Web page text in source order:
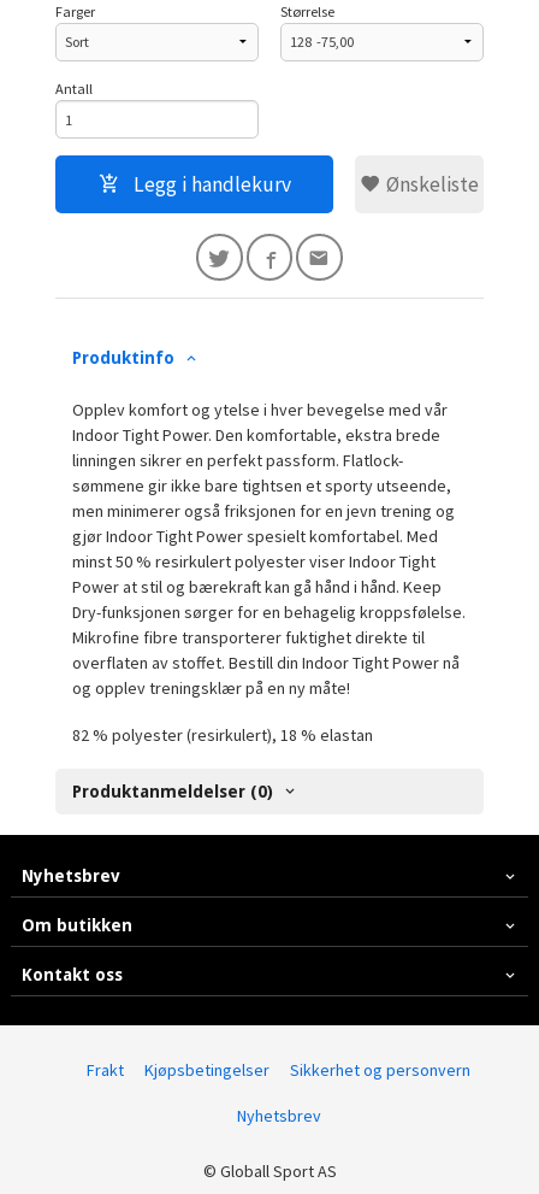
Farger Størrelse
Antall
Legg i handlekurv Ønskeliste
Produktinfo
Opplev komfort og ytelse i hver bevegelse med vår
Indoor Tight Power. Den komfortable, ekstra brede
linningen sikrer en perfekt passform. Flatlock-
sømmene gir ikke bare tightsen et sporty utseende,
men minimerer også friksjonen for en jevn trening og
gjør Indoor Tight Power spesielt komfortabel. Med
minst 50 % resirkulert polyester viser Indoor Tight
Power at stil og bærekraft kan gå hånd i hånd. Keep
Dry-funksjonen sørger for en behagelig kroppsfølelse.
Mikrofine fibre transporterer fuktighet direkte til
overflaten av stoffet. Bestill din Indoor Tight Power nå
og opplev treningsklær på en ny måte!
82 % polyester (resirkulert), 18 % elastan
Produktanmeldelser (0)
Nyhetsbrev
Om butikken
Kontakt oss
Frakt Kjøpsbetingelser Sikkerhet og personvern
Nyhetsbrev
© Globall Sport AS